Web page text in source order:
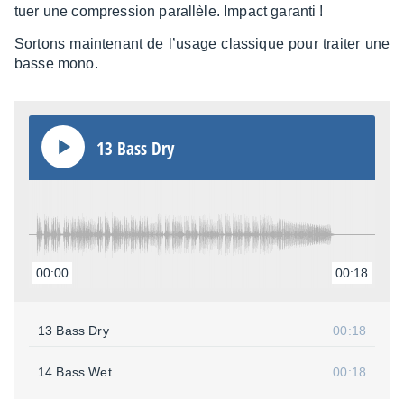
tuer une compres­sion paral­lèle. Impact garanti !
Sortons main­te­nant de l’usage clas­sique pour trai­ter une
basse mono.
13 Bass Dry
00:00 00:18
13 Bass Dry 00:18
14 Bass Wet 00:18